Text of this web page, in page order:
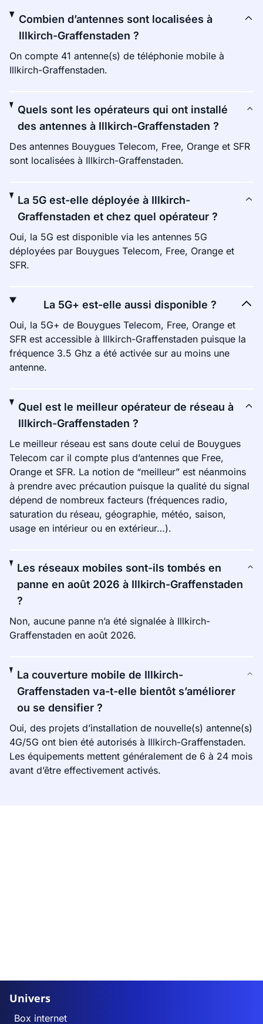
Combien d’antennes sont localisées à
Illkirch-Graffenstaden ?
On compte 41 antenne(s) de téléphonie mobile à
Illkirch-Graffenstaden.
Quels sont les opérateurs qui ont installé
des antennes à Illkirch-Graffenstaden ?
Des antennes Bouygues Telecom, Free, Orange et SFR
sont localisées à Illkirch-Graffenstaden.
La 5G est-elle déployée à Illkirch-
Graffenstaden et chez quel opérateur ?
Oui, la 5G est disponible via les antennes 5G
déployées par Bouygues Telecom, Free, Orange et
SFR.
La 5G+ est-elle aussi disponible ?
Oui, la 5G+ de Bouygues Telecom, Free, Orange et
SFR est accessible à Illkirch-Graffenstaden puisque la
fréquence 3.5 Ghz a été activée sur au moins une
antenne.
Quel est le meilleur opérateur de réseau à
Illkirch-Graffenstaden ?
Le meilleur réseau est sans doute celui de Bouygues
Telecom car il compte plus d’antennes que Free,
Orange et SFR. La notion de “meilleur” est néanmoins
à prendre avec précaution puisque la qualité du signal
dépend de nombreux facteurs (fréquences radio,
saturation du réseau, géographie, météo, saison,
usage en intérieur ou en extérieur…).
Les réseaux mobiles sont-ils tombés en
panne en août 2026 à Illkirch-Graffenstaden
?
Non, aucune panne n’a été signalée à Illkirch-
Graffenstaden en août 2026.
La couverture mobile de Illkirch-
Graffenstaden va-t-elle bientôt s’améliorer
ou se densifier ?
Oui, des projets d’installation de nouvelle(s) antenne(s)
4G/5G ont bien été autorisés à Illkirch-Graffenstaden.
Les équipements mettent généralement de 6 à 24 mois
avant d’être effectivement activés.
Univers
Box internet